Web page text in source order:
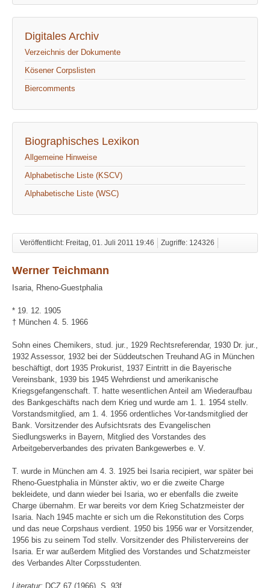
Digitales Archiv
Verzeichnis der Dokumente
Kösener Corpslisten
Biercomments
Biographisches Lexikon
Allgemeine Hinweise
Alphabetische Liste (KSCV)
Alphabetische Liste (WSC)
Veröffentlicht: Freitag, 01. Juli 2011 19:46 Zugriffe: 124326
Werner Teichmann
Isaria, Rheno-Guestphalia
* 19. 12. 1905
† München 4. 5. 1966
Sohn eines Chemikers, stud. jur., 1929 Rechtsreferendar, 1930 Dr. jur.,
1932 Assessor, 1932 bei der Süddeutschen Treuhand AG in München
beschäftigt, dort 1935 Prokurist, 1937 Eintritt in die Bayerische
Vereinsbank, 1939 bis 1945 Wehrdienst und amerikanische
Kriegsgefangenschaft. T. hatte wesentlichen Anteil am Wiederaufbau
des Bankgeschäfts nach dem Krieg und wurde am 1. 1. 1954 stellv.
Vorstandsmitglied, am 1. 4. 1956 ordentliches Vor-tandsmitglied der
Bank. Vorsitzender des Aufsichtsrats des Evangelischen
Siedlungswerks in Bayern, Mitglied des Vorstandes des
Arbeitgeberverbandes des privaten Bankgewerbes e. V.
T. wurde in München am 4. 3. 1925 bei Isaria recipiert, war später bei
Rheno-Guestphalia in Münster aktiv, wo er die zweite Charge
bekleidete, und dann wieder bei Isaria, wo er ebenfalls die zweite
Charge übernahm. Er war bereits vor dem Krieg Schatzmeister der
Isaria. Nach 1945 machte er sich um die Rekonstitution des Corps
und das neue Corpshaus verdient. 1950 bis 1956 war er Vorsitzender,
1956 bis zu seinem Tod stellv. Vorsitzender des Philistervereins der
Isaria. Er war außerdem Mitglied des Vorstandes und Schatzmeister
des Verbandes Alter Corpsstudenten.
Literatur: DCZ 67 (1966), S. 93f.